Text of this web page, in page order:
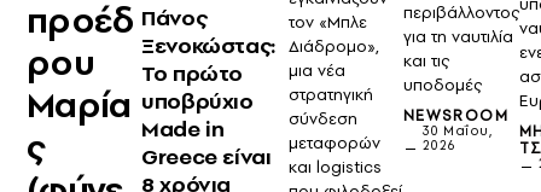
προέδ
ρου
Μαρία
ς
Πάνος
Ξενοκώστας:
Το πρώτο
υποβρύχιο
Made in
Greece είναι
8 χρόνια
τον «Μπλε
Διάδρομο»,
μια νέα
στρατηγική
σύνδεση
μεταφορών
και logistics
περιβάλλοντος
για τη ναυτιλία
και τις
υποδομές
NEWSROOM
30 Μαΐου,
2026